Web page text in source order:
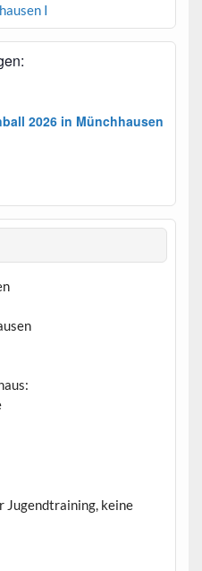
I
2026 in Münchhausen
Jugendtraining, keine